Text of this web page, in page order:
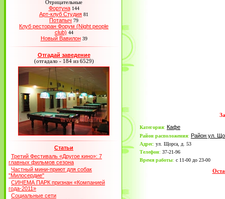
Отрицательные
Фортуна 144
Арт-клуб Студия 81
Потапыч 79
Клуб ресторан Форум (Night people
club) 44
Новый Вавилон 39
Отгадай заведение
(отгадало - 184 из 6529)
Статьи
Третий Фестиваль «Другое кино»: 7
главных фильмов сезона
Частный мини-приют для собак
"Милосердие"
СИНЕМА ПАРК признан «Компанией
года-2011»
Социальные сети
Категория: Кафе
Район расположения: Район ул.
Адрес: ул. Щорса, д. 53
Телефон: 37-21-96
Время работы: c 11-00 до 23-00